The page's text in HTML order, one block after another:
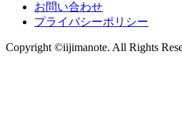
お問い合わせ
プライバシーポリシー
Copyright ©iijimanote. All Rights